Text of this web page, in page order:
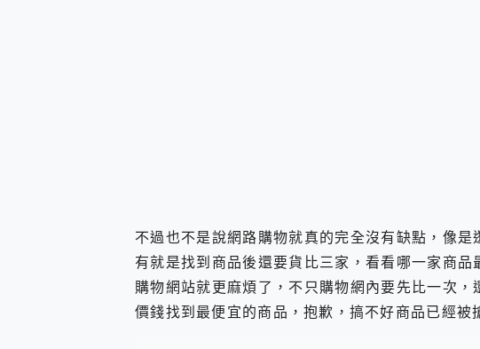
不過也不是說網路購物就真的完全沒有缺點，像
有就是找到商品後還要貨比三家，看看哪一家商
購物網站就更麻煩了，不只購物網內要先比一次
價錢找到最便宜的商品，抱歉，搞不好商品已經被